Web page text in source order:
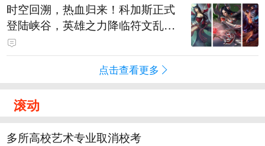
时空回溯，热血归来！科加斯正式
登陆峡谷，英雄之力降临符文乱
斗！
点击查看更多
滚动
多所高校艺术专业取消校考